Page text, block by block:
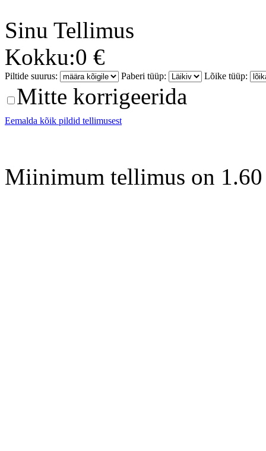
Sinu Tellimus
Kokku:0 €
Piltide suurus: Paberi tüüp: Lõike tüüp:
Mitte korrigeerida
Eemalda kõik pildid tellimusest
Miinimum tellimus on